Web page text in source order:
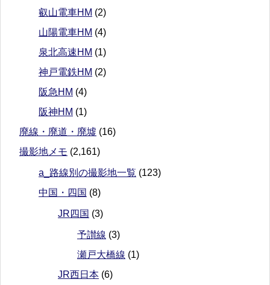
叡山電車HM (2)
山陽電車HM (4)
泉北高速HM (1)
神戸電鉄HM (2)
阪急HM (4)
阪神HM (1)
廃線・廃道・廃墟 (16)
撮影地メモ (2,161)
a_路線別の撮影地一覧 (123)
中国・四国 (8)
JR四国 (3)
予讃線 (3)
瀬戸大橋線 (1)
JR西日本 (6)